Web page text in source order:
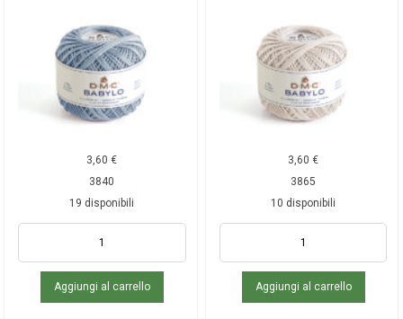
3,60€
3840
19 disponibili
Aggiungi al carrello
3,60€
3865
10 disponibili
Aggiungi al carrello